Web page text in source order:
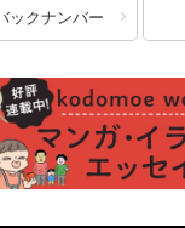
ックナンバー